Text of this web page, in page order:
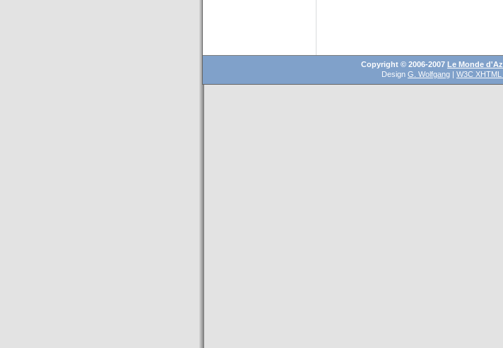
Copyright © 2006-2007 Le Monde
Design G. Wolfgang | W3C XHTML